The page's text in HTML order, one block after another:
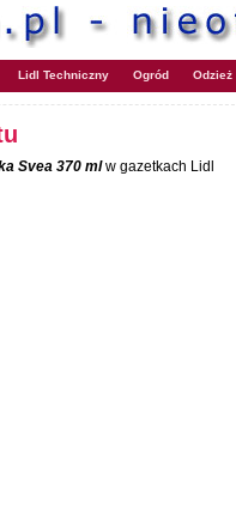
Lidl Techniczny Ogród Odzież
Svea 370 mlw gazetkach Lidl